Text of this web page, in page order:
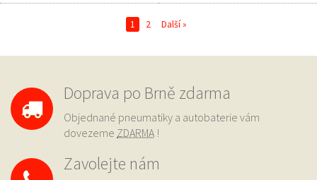
1 2 Další »
Doprava po Brně zdarma
Objednané pneumatiky a autobaterie vám
dovezeme ZDARMA !
Zavolejte nám